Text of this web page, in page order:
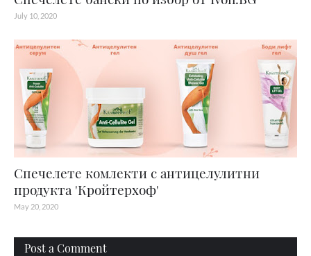
July 10, 2020
Спечелете комлекти с антицелулитни
продукта 'Кройтерхоф'
May 20, 2020
Post a Comment